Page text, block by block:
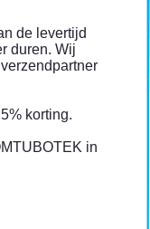
de levertijd
duren. Wij
korting.
in